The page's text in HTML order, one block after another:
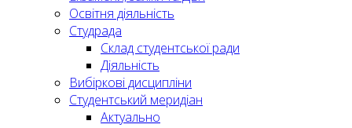
Освітня діяльність
Студрада
Склад студентської ради
Діяльність
Вибіркові дисципліни
Студентський меридіан
Актуально